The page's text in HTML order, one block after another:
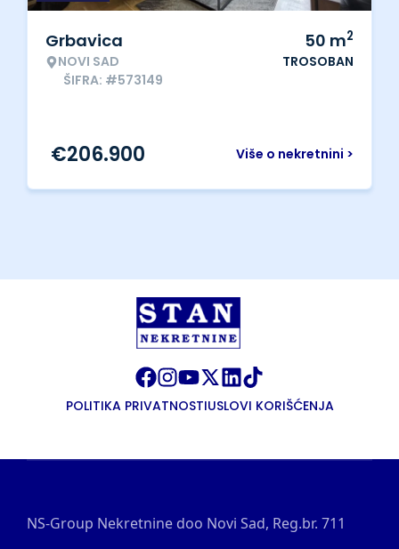
Grbavica
NOVI SAD
ŠIFRA: #573149
50 m2
TROSOBAN
Više o nekretnini >
€206.900
POLITIKA PRIVATNOSTIUSLOVI KORIŠĆENJA
NS-Group Nekretnine doo Novi Sad, Reg.br. 711